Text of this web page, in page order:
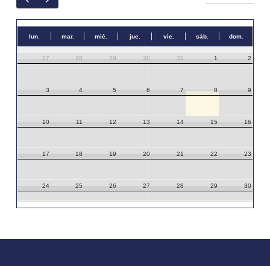
lun. mar. mié. jue. vie. sáb. dom.
27 28 29 30 31 1 2
3 4 5 6 7 8 9
10 11 12 13 14 15 16
17 18 19 20 21 22 23
24 25 26 27 28 29 30